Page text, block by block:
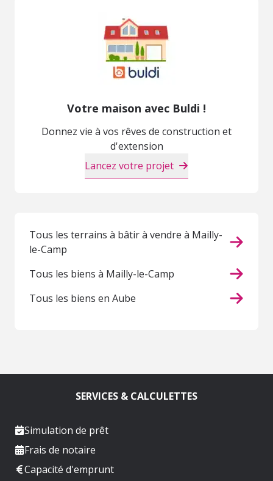
Votre maison avec Buldi !
Donnez vie à vos rêves de construction et
d'extension
Lancez votre projet
Tous les terrains à bâtir à vendre à Mailly-
le-Camp
Tous les biens à Mailly-le-Camp
Tous les biens en Aube
SERVICES & CALCULETTES
Simulation de prêt
Frais de notaire
Capacité d'emprunt